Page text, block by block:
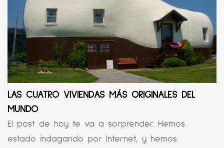
LAS CUATRO VIVIENDAS MÁS ORIGINALES DEL
MUNDO
El post de hoy te va a sorprender. Hemos
estado indagando por Internet, y hemos